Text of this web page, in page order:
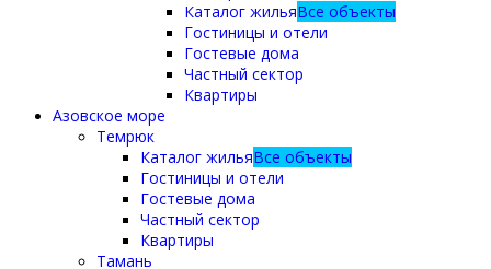
Каталог жильяВсе объекты
Гостиницы и отели
Гостевые дома
Частный сектор
Квартиры
Азовское море
Темрюк
Каталог жильяВсе объекты
Гостиницы и отели
Гостевые дома
Частный сектор
Квартиры
Тамань